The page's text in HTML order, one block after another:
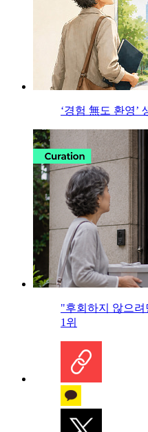
‘경험 無도 환영’
"후회하지 않으
1위